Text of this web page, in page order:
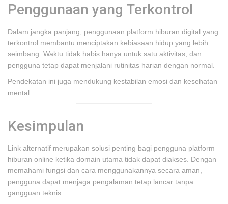
Penggunaan yang Terkontrol
Dalam jangka panjang, penggunaan platform hiburan digital yang
terkontrol membantu menciptakan kebiasaan hidup yang lebih
seimbang. Waktu tidak habis hanya untuk satu aktivitas, dan
pengguna tetap dapat menjalani rutinitas harian dengan normal.
Pendekatan ini juga mendukung kestabilan emosi dan kesehatan
mental.
Kesimpulan
Link alternatif merupakan solusi penting bagi pengguna platform
hiburan online ketika domain utama tidak dapat diakses. Dengan
memahami fungsi dan cara menggunakannya secara aman,
pengguna dapat menjaga pengalaman tetap lancar tanpa
gangguan teknis.